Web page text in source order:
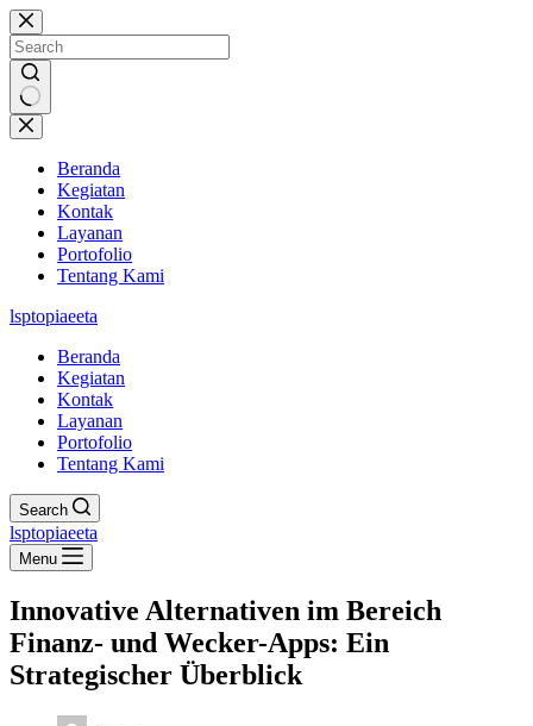
Skip
to
content
No
results
Beranda
Kegiatan
Kontak
Layanan
Portofolio
Tentang Kami
lsptopiaeeta
Beranda
Kegiatan
Kontak
Layanan
Portofolio
Tentang Kami
Search
lsptopiaeeta
Menu
Innovative Alternativen im Bereich
Finanz- und Wecker-Apps: Ein
Strategischer Überblick